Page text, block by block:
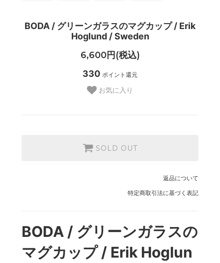
BODA / グリーンガラスのマグカップ / Erik
Hoglund / Sweden
6,600円(税込)
330 ポイント還元
お気に入り
SOLD OUT
返品について
特定商取引法に基づく表記
BODA / グリーンガラスの
マグカップ / Erik Hoglun